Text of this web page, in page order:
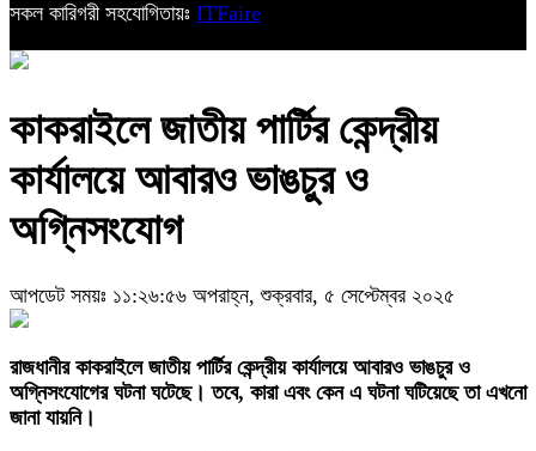
সকল কারিগরী সহযোগিতায়ঃ ITFaire
কাকরাইলে জাতীয় পার্টির কেন্দ্রীয়
কার্যালয়ে আবারও ভাঙচুর ও
অগ্নিসংযোগ
আপডেট সময়ঃ ১১:২৬:৫৬ অপরাহ্ন, শুক্রবার, ৫ সেপ্টেম্বর ২০২৫
রাজধানীর কাকরাইলে জাতীয় পার্টির কেন্দ্রীয় কার্যালয়ে আবারও ভাঙচুর ও
অগ্নিসংযোগের ঘটনা ঘটেছে। তবে, কারা এবং কেন এ ঘটনা ঘটিয়েছে তা এখনো
জানা যায়নি।